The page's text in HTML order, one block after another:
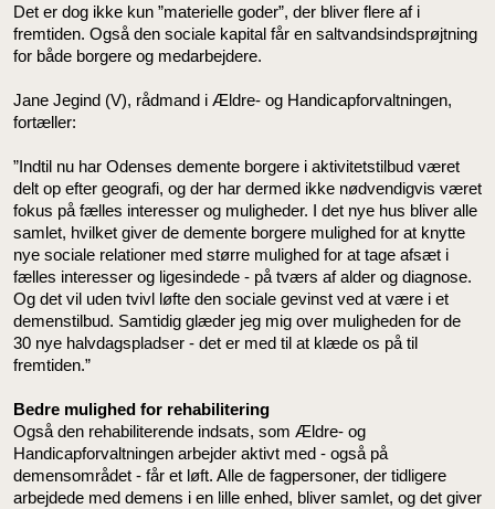
Det er dog ikke kun ”materielle goder”, der bliver flere af i
fremtiden. Også den sociale kapital får en saltvandsindsprøjtning
for både borgere og medarbejdere.
Jane Jegind (V), rådmand i Ældre- og Handicapforvaltningen,
fortæller:
”Indtil nu har Odenses demente borgere i aktivitetstilbud været
delt op efter geografi, og der har dermed ikke nødvendigvis været
fokus på fælles interesser og muligheder. I det nye hus bliver alle
samlet, hvilket giver de demente borgere mulighed for at knytte
nye sociale relationer med større mulighed for at tage afsæt i
fælles interesser og ligesindede - på tværs af alder og diagnose.
Og det vil uden tvivl løfte den sociale gevinst ved at være i et
demenstilbud. Samtidig glæder jeg mig over muligheden for de
30 nye halvdagspladser - det er med til at klæde os på til
fremtiden.”
Bedre mulighed for rehabilitering
Også den rehabiliterende indsats, som Ældre- og
Handicapforvaltningen arbejder aktivt med - også på
demensområdet - får et løft. Alle de fagpersoner, der tidligere
arbejdede med demens i en lille enhed, bliver samlet, og det giver